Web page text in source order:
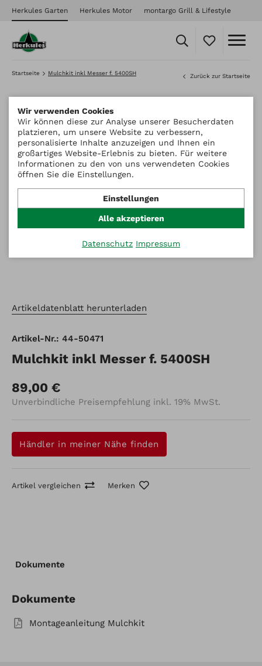
Herkules Garten Herkules Motor montargo Grill & Lifestyle
Startseite Mulchkit inkl Messer f. 5400SH Zurück zur Startseite
Artikeldatenblatt herunterladen
Artikel-Nr.: 44-50471
Mulchkit inkl Messer f. 5400SH
89,00 €
Unverbindliche Preisempfehlung inkl. 19% MwSt.
Händler in meiner Nähe finden
Artikel vergleichen Merken
Mulchkit inkl Messer f. 5400SH
Dokumente
Dokumente
Montageanleitung Mulchkit
Wir verwenden Cookies
Wir können diese zur Analyse unserer Besucherdaten
platzieren, um unsere Website zu verbessern,
personalisierte Inhalte anzuzeigen und Ihnen ein
großartiges Website-Erlebnis zu bieten. Für weitere
Informationen zu den von uns verwendeten Cookies
öffnen Sie die Einstellungen.
Einstellungen
Alle akzeptieren
Datenschutz Impressum